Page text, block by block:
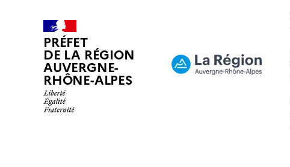
PRÉFET
DE LA RÉGION
AUVERGNE-
RHÔNE-ALPES